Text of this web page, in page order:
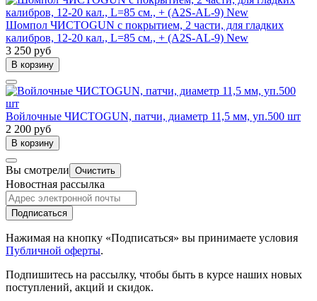
Шомпол ЧИСТОGUN с покрытием, 2 части, для гладких
калибров, 12-20 кал., L=85 см., + (A2S-AL-9) New
3 250 руб
В корзину
Войлочные ЧИСТОGUN, патчи, диаметр 11,5 мм, уп.500 шт
2 200 руб
В корзину
Вы смотрели Очистить
Новостная рассылка
Подписаться
Нажимая на кнопку «Подписаться» вы принимаете условия
Публичной оферты.
Подпишитесь на рассылку, чтобы быть в курсе наших новых
поступлений, акций и скидок.